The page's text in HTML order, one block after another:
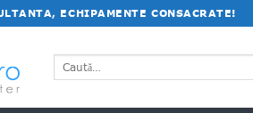
ECHIPAMENTE CONSACRATE!
Caută
după: